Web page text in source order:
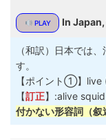
PLAY In
（和訳）日本では、
す。
【ポイント①】live
【訂正】:alive squid
付かない形容詞（叙